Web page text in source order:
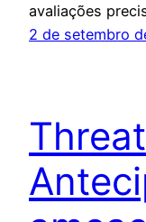
avaliações
2 de setembro